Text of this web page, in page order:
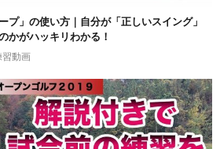
プ」の使い方｜自分が「正しいスイング」
かがハッキリわかる！
習動画